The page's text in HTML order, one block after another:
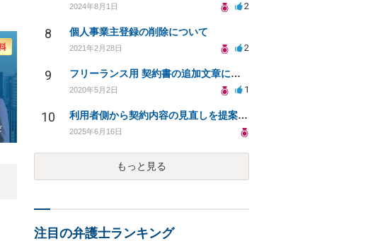
2024年8月1日 2
8 個人事業主登録の削除について
2021年2月28日 2
9 フリーランス用 契約書の追加文章について。
2020年5月2日 1
10 利用者側から契約内容の見直しを提案されたので、こちらも(サービス提供者側)見直しを提案したい。
2025年6月16日
もっと見る
注目の弁護士ランキング